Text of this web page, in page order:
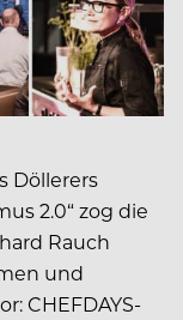
Döllerers
2.0“ zog die
Rauch
und
CHEFDAYS-